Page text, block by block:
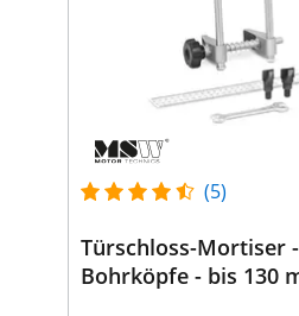
(5)
Türschloss-Mortiser
Bohrköpfe - bis 130